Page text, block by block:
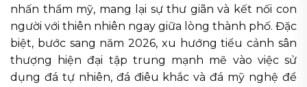
nhấn thẩm mỹ, mang lại sự thư giãn và kết nối con
người với thiên nhiên ngay giữa lòng thành phố. Đặc
biệt, bước sang năm 2026, xu hướng tiểu cảnh sân
thượng hiện đại tập trung mạnh mẽ vào việc sử
dụng đá tự nhiên, đá điêu khắc và đá mỹ nghệ để